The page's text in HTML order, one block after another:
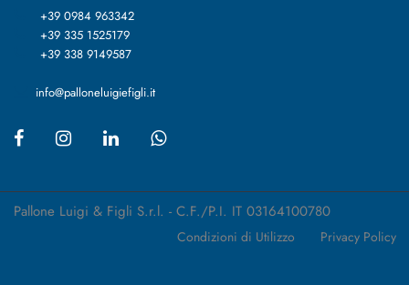
+39 0984 963342
+39 335 1525179
+39 338 9149587
info@palloneluigiefigli.it
Pallone Luigi & Figli S.r.l. - C.F./P.I. IT 03164100780
Condizioni di Utilizzo Privacy Policy